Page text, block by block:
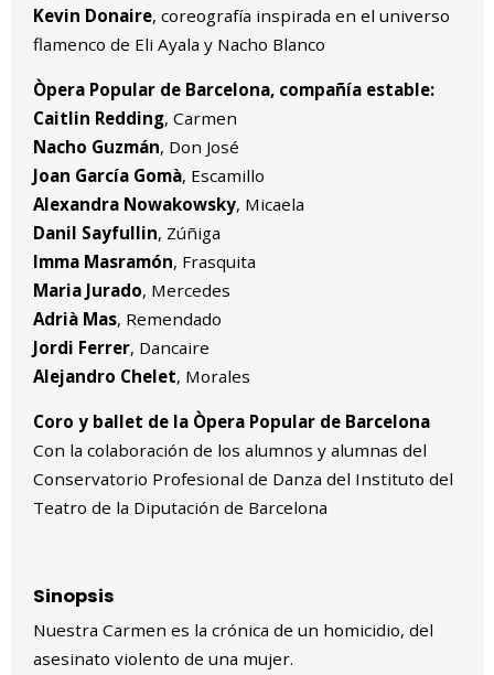
Kevin Donaire, coreografía inspirada en el universo
flamenco de Eli Ayala y Nacho Blanco
Òpera Popular de Barcelona, compañía estable:
Caitlin Redding, Carmen
Nacho Guzmán, Don José
Joan García Gomà, Escamillo
Alexandra Nowakowsky, Micaela
Danil Sayfullin, Zúñiga
Imma Masramón, Frasquita
Maria Jurado, Mercedes
Adrià Mas, Remendado
Jordi Ferrer, Dancaire
Alejandro Chelet, Morales
Coro y ballet de la Òpera Popular de Barcelona
Con la colaboración de los alumnos y alumnas del
Conservatorio Profesional de Danza del Instituto del
Teatro de la Diputación de Barcelona
Sinopsis
Nuestra Carmen es la crónica de un homicidio, del
asesinato violento de una mujer.